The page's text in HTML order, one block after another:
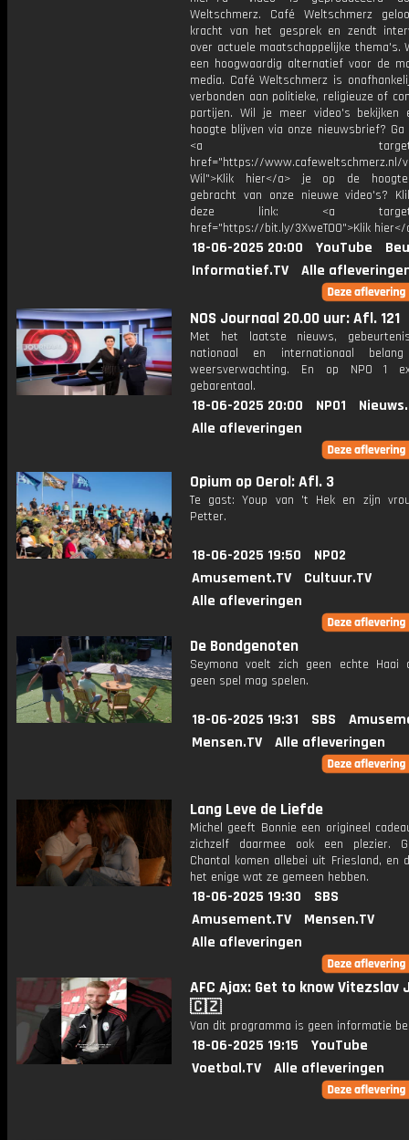
Weltschmerz. Café Weltschmerz
kracht van het gesprek en zendt
over actuele maatschappelijke thema's.
een hoogwaardig alternatief voor de
media. Café Weltschmerz is
verbonden aan politieke, religieuze of
partijen. Wil je meer video's bekijken
hoogte blijven via onze nieuwsbrief? Ga
<a
href="https://www.cafeweltschmerz.nl/
Wil">Klik hier</a> je op de
gebracht van onze nieuwe video's?
deze link: <a
href="https://bit.ly/3XweTO0">Klik hier</
18-06-2025 20:00 YouTube
Informatief.TV
Alle
NOS Journaal 20.00 uur: Afl. 121
Met het laatste nieuws,
nationaal en internationaal
weersverwachting. En op NPO 1
gebarentaal.
18-06-2025 20:00 NPO1
Alle afleveringen
Opium op Oerol: Afl. 3
Te gast: Youp van 't Hek en zijn
Petter.
18-06-2025 19:50
NPO2
Amusement.TV
Cultuur.TV
Alle afleveringen
De Bondgenoten
Seymona voelt zich geen echte Haai
geen spel mag spelen.
18-06-2025 19:31 SBS
Mensen.TV
Alle afleveringen
Lang Leve de Liefde
Michel geeft Bonnie een origineel
zichzelf daarmee ook een plezier.
Chantal komen allebei uit Friesland, en
het enige wat ze gemeen hebben.
18-06-2025 19:30
SBS
Amusement.TV
Mensen.TV
Alle afleveringen
AFC Ajax: Get to know Vitezslav
🇨🇿
Van dit programma is geen informatie
18-06-2025 19:15
YouTube
Voetbal.TV
Alle afleveringen